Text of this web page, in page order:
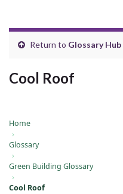
Return to Glossary Hub
Cool Roof
Home
›
Glossary
›
Green Building Glossary
›
Cool Roof